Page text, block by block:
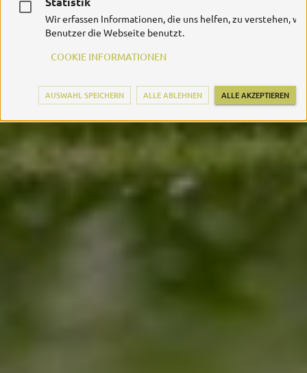
Wir erfassen Informationen, die uns helfen, zu verstehen,
Benutzer die Webseite benutzt.
COOKIE INFORMATIONEN
AUSWAHL SPEICHERN ALLE ABLEHNEN ALLE AKZEPTIEREN